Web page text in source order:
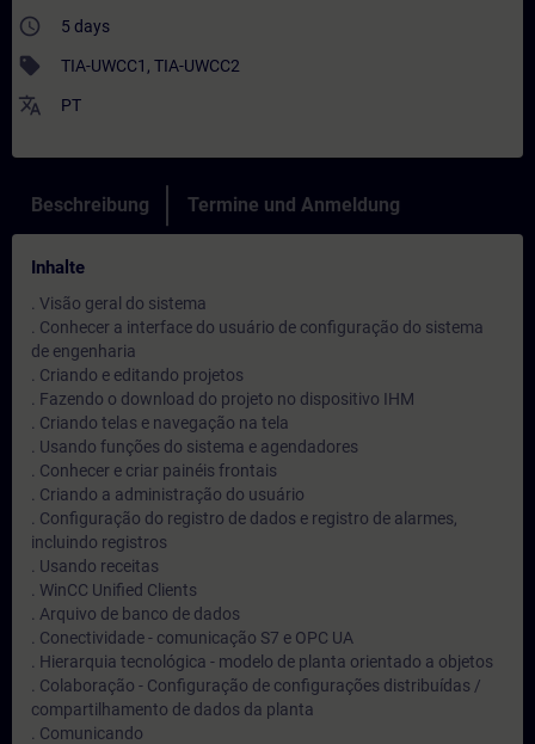
access_time 5 days
sell TIA-UWCC1, TIA-UWCC2
translate PT
Beschreibung Termine und Anmeldung
Inhalte
. Visão geral do sistema
. Conhecer a interface do usuário de configuração do sistema
de engenharia
. Criando e editando projetos
. Fazendo o download do projeto no dispositivo IHM
. Criando telas e navegação na tela
. Usando funções do sistema e agendadores
. Conhecer e criar painéis frontais
. Criando a administração do usuário
. Configuração do registro de dados e registro de alarmes,
incluindo registros
. Usando receitas
. WinCC Unified Clients
. Arquivo de banco de dados
. Conectividade - comunicação S7 e OPC UA
. Hierarquia tecnológica - modelo de planta orientado a objetos
. Colaboração - Configuração de configurações distribuídas /
compartilhamento de dados da planta
. Comunicando